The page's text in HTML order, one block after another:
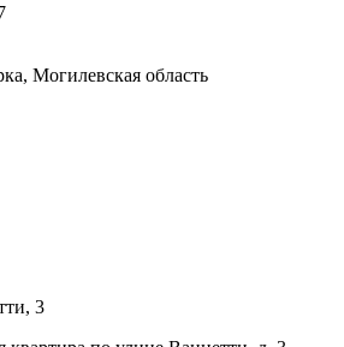
Могилевская область
3